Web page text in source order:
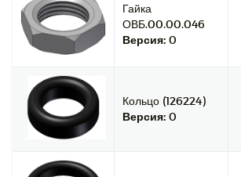
Гайка
ОВБ.00.00.046
Версия: 0
Кольцо (126224)
Версия: 0